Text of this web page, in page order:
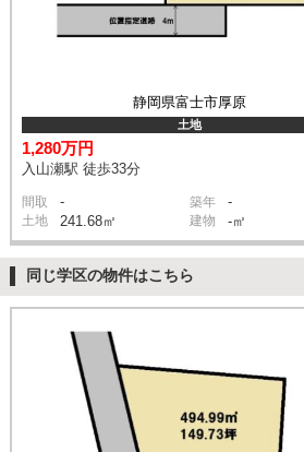
静岡県富士市厚原
土地
1,280万円
入山瀬駅 徒歩33分
間取 - 築年 -
土地 241.68㎡ 建物 -㎡
同じ学区の物件はこちら